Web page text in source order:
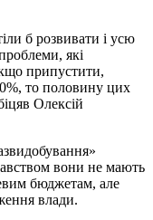
б розвивати і усю
які
припустити,
то половину цих
Олексій
вони не мають
бюджетам, але
влади.